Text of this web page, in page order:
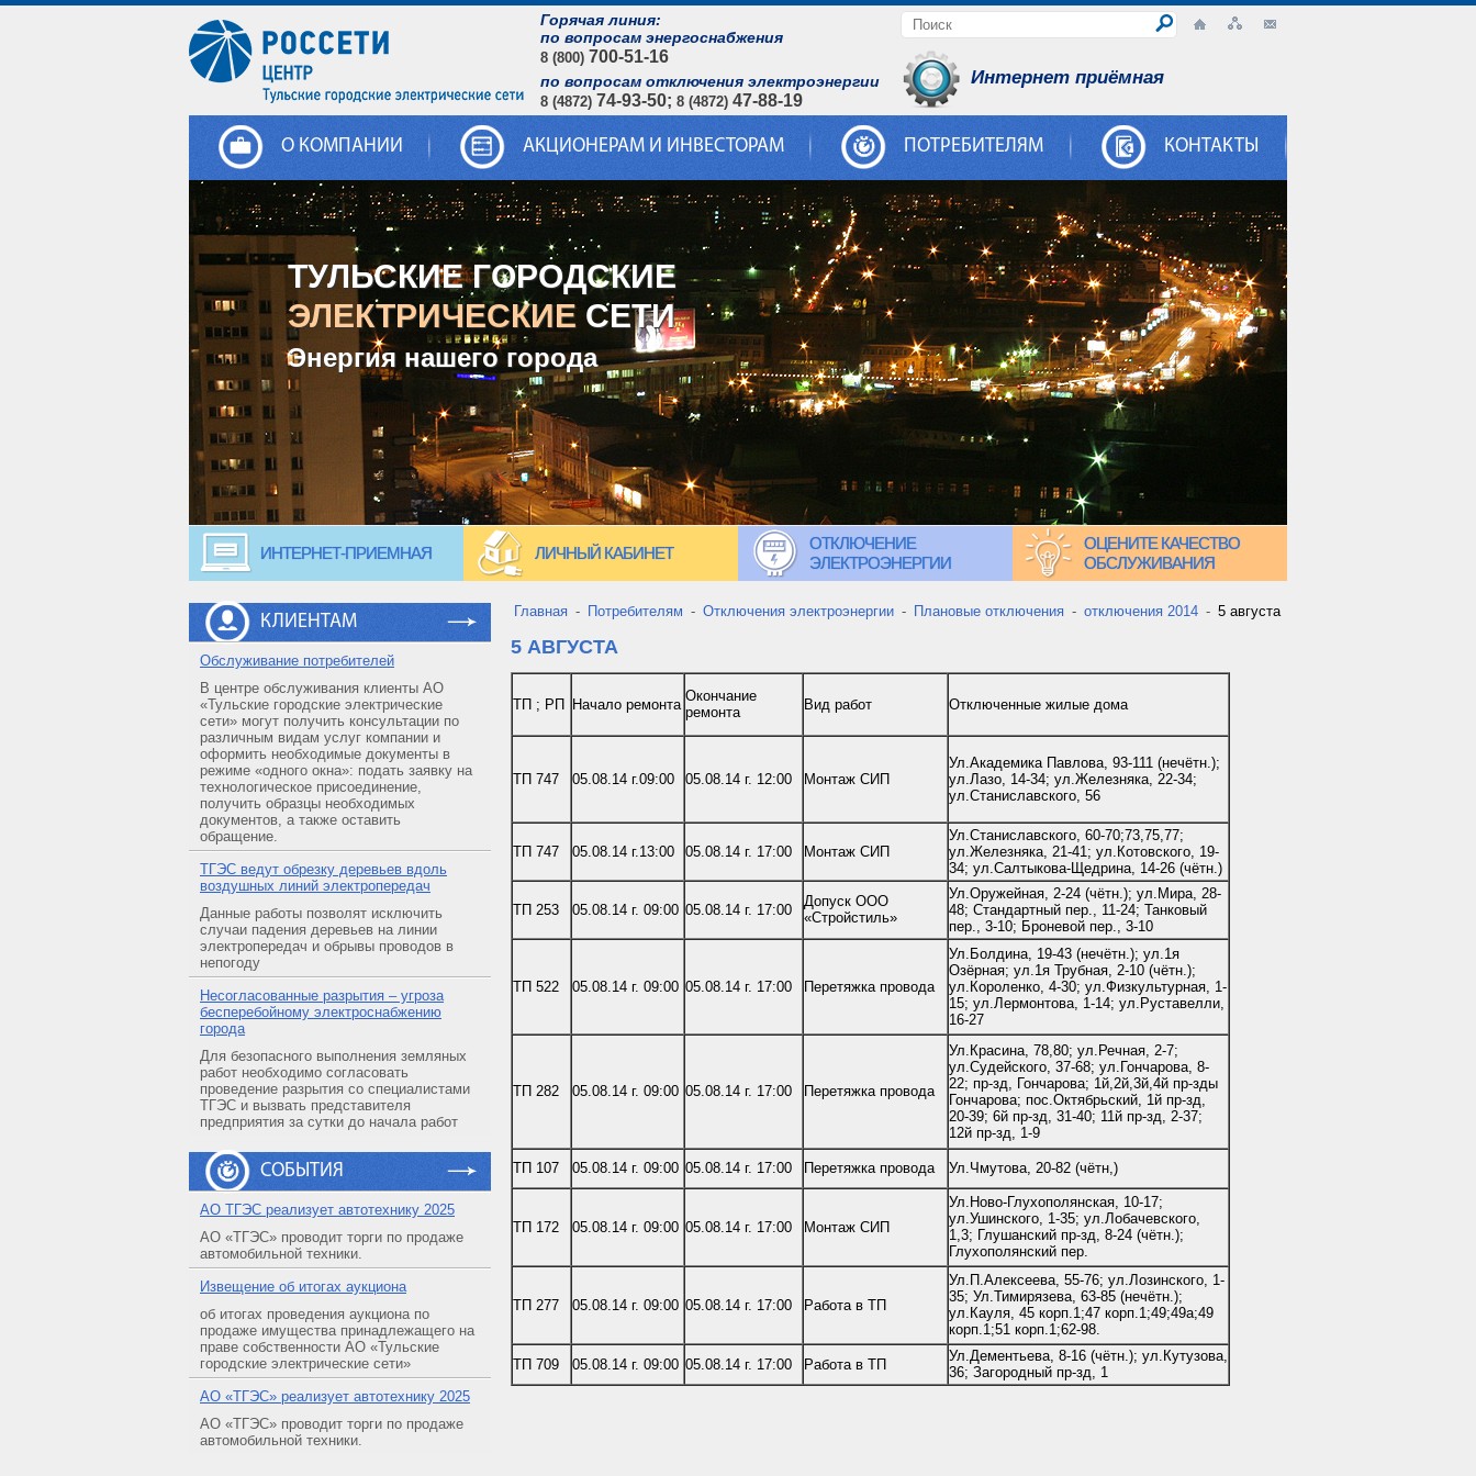
Горячая линия:
по вопросам энергоснабжения
8 (800) 700-51-16
по вопросам отключения электроэнергии
8 (4872) 74-93-50; 8 (4872) 47-88-19
Интернет приёмная
О КОМПАНИИ АКЦИОНЕРАМ И ИНВЕСТОРАМ ПОТРЕБИТЕЛЯМ КОНТАКТЫ
ТУЛЬСКИЕ ГОРОДСКИЕ
ЭЛЕКТРИЧЕСКИЕ СЕТИ
Энергия нашего города
ИНТЕРНЕТ-ПРИЕМНАЯ ЛИЧНЫЙ КАБИНЕТ
ОТКЛЮЧЕНИЕ
ЭЛЕКТРОЭНЕРГИИ
ОЦЕНИТЕ КАЧЕСТВО
ОБСЛУЖИВАНИЯ
КЛИЕНТАМ
Обслуживание потребителей
В центре обслуживания клиенты АО
«Тульские городские электрические
сети» могут получить консультации по
различным видам услуг компании и
оформить необходимые документы в
режиме «одного окна»: подать заявку на
технологическое присоединение,
получить образцы необходимых
документов, а также оставить
обращение.
ТГЭС ведут обрезку деревьев вдоль
воздушных линий электропередач
Данные работы позволят исключить
случаи падения деревьев на линии
электропередач и обрывы проводов в
непогоду
Несогласованные разрытия – угроза
бесперебойному электроснабжению
города
Для безопасного выполнения земляных
работ необходимо согласовать
проведение разрытия со специалистами
ТГЭС и вызвать представителя
предприятия за сутки до начала работ
СОБЫТИЯ
АO ТГЭС реализует автотехнику 2025
АО «ТГЭС» проводит торги по продаже
автомобильной техники.
Извещение об итогах аукциона
об итогах проведения аукциона по
продаже имущества принадлежащего на
праве собственности АО «Тульские
городские электрические сети»
АO «ТГЭС» реализует автотехнику 2025
АО «ТГЭС» проводит торги по продаже
автомобильной техники.
Главная - Потребителям - Отключения электроэнергии - Плановые отключения - отключения 2014 - 5 августа
5 АВГУСТА
ТП ; РП Начало ремонта
Окончание
ремонта
Вид работ Отключенные жилые дома
ТП 747 05.08.14 г.09:00 05.08.14 г. 12:00 Монтаж СИП
Ул.Академика Павлова, 93-111 (нечётн.);
ул.Лазо, 14-34; ул.Железняка, 22-34;
ул.Станиславского, 56
ТП 747 05.08.14 г.13:00 05.08.14 г. 17:00 Монтаж СИП
Ул.Станиславского, 60-70;73,75,77;
ул.Железняка, 21-41; ул.Котовского, 19-
34; ул.Салтыкова-Щедрина, 14-26 (чётн.)
ТП 253 05.08.14 г. 09:00 05.08.14 г. 17:00
Допуск ООО
«Стройстиль»
Ул.Оружейная, 2-24 (чётн.); ул.Мира, 28-
48; Стандартный пер., 11-24; Танковый
пер., 3-10; Броневой пер., 3-10
ТП 522 05.08.14 г. 09:00 05.08.14 г. 17:00 Перетяжка провода
Ул.Болдина, 19-43 (нечётн.); ул.1я
Озёрная; ул.1я Трубная, 2-10 (чётн.);
ул.Короленко, 4-30; ул.Физкультурная, 1-
15; ул.Лермонтова, 1-14; ул.Руставелли,
16-27
ТП 282 05.08.14 г. 09:00 05.08.14 г. 17:00 Перетяжка провода
Ул.Красина, 78,80; ул.Речная, 2-7;
ул.Судейского, 37-68; ул.Гончарова, 8-
22; пр-зд, Гончарова; 1й,2й,3й,4й пр-зды
Гончарова; пос.Октябрьский, 1й пр-зд,
20-39; 6й пр-зд, 31-40; 11й пр-зд, 2-37;
12й пр-зд, 1-9
ТП 107 05.08.14 г. 09:00 05.08.14 г. 17:00 Перетяжка провода Ул.Чмутова, 20-82 (чётн,)
ТП 172 05.08.14 г. 09:00 05.08.14 г. 17:00 Монтаж СИП
Ул.Ново-Глухополянская, 10-17;
ул.Ушинского, 1-35; ул.Лобачевского,
1,3; Глушанский пр-зд, 8-24 (чётн.);
Глухополянский пер.
ТП 277 05.08.14 г. 09:00 05.08.14 г. 17:00 Работа в ТП
Ул.П.Алексеева, 55-76; ул.Лозинского, 1-
35; Ул.Тимирязева, 63-85 (нечётн.);
ул.Кауля, 45 корп.1;47 корп.1;49;49а;49
корп.1;51 корп.1;62-98.
ТП 709 05.08.14 г. 09:00 05.08.14 г. 17:00 Работа в ТП
Ул.Дементьева, 8-16 (чётн.); ул.Кутузова,
36; Загородный пр-зд, 1